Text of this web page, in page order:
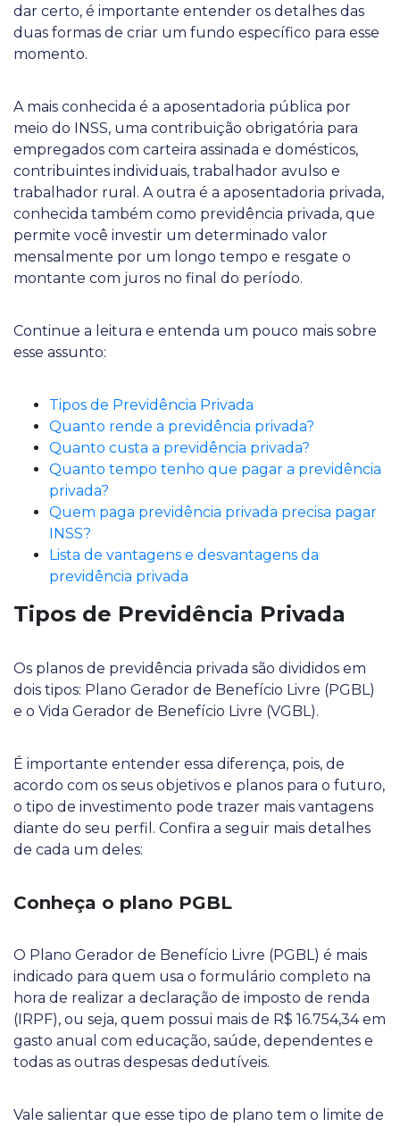
dar certo, é importante entender os detalhes das
duas formas de criar um fundo específico para esse
momento.
A mais conhecida é a aposentadoria pública por
meio do INSS, uma contribuição obrigatória para
empregados com carteira assinada e domésticos,
contribuintes individuais, trabalhador avulso e
trabalhador rural. A outra é a aposentadoria privada,
conhecida também como previdência privada, que
permite você investir um determinado valor
mensalmente por um longo tempo e resgate o
montante com juros no final do período.
Continue a leitura e entenda um pouco mais sobre
esse assunto:
Tipos de Previdência Privada
Quanto rende a previdência privada?
Quanto custa a previdência privada?
Quanto tempo tenho que pagar a previdência
privada?
Quem paga previdência privada precisa pagar
INSS?
Lista de vantagens e desvantagens da
previdência privada
Tipos de Previdência Privada
Os planos de previdência privada são divididos em
dois tipos: Plano Gerador de Benefício Livre (PGBL)
e o Vida Gerador de Benefício Livre (VGBL).
É importante entender essa diferença, pois, de
acordo com os seus objetivos e planos para o futuro,
o tipo de investimento pode trazer mais vantagens
diante do seu perfil. Confira a seguir mais detalhes
de cada um deles:
Conheça o plano PGBL
O Plano Gerador de Benefício Livre (PGBL) é mais
indicado para quem usa o formulário completo na
hora de realizar a declaração de imposto de renda
(IRPF), ou seja, quem possui mais de R$ 16.754,34 em
gasto anual com educação, saúde, dependentes e
todas as outras despesas dedutíveis.
Vale salientar que esse tipo de plano tem o limite de